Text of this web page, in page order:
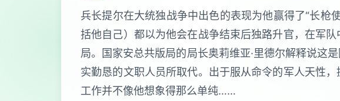
兵长提尔在大统独战争中出色的表现为他赢得了“长枪
括他自己）都以为他会在战争结束后独路升官，在军
局。国家安总共版局的局长奥莉维亚·里德尔解释说这
实勤恳的文职人员所取代。出于服从命令的军人天性
工作并不像他想象得那么单纯……